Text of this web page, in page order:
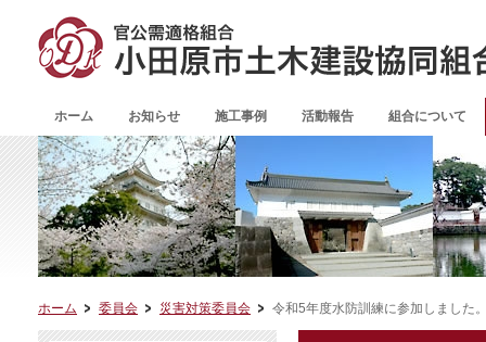
ホーム お知らせ 施工事例 活動報告 組合について
ホーム 委員会 災害対策委員会 令和5年度水防訓練に参加しました